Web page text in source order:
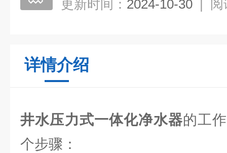
更新时间： 2024-10-30 | 阅
详情介绍
井水压力式一体化净水器的工
个步骤：